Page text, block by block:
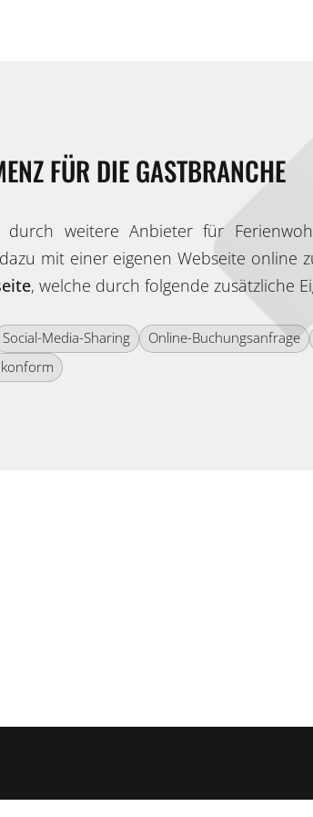
FÜR DIE GASTBRANCHE
weitere Anbieter für
mit einer eigenen Webseite online
, welche durch folgende zusätzliche
Social-Media-Sharing Online-Buchungsanfrage
konform